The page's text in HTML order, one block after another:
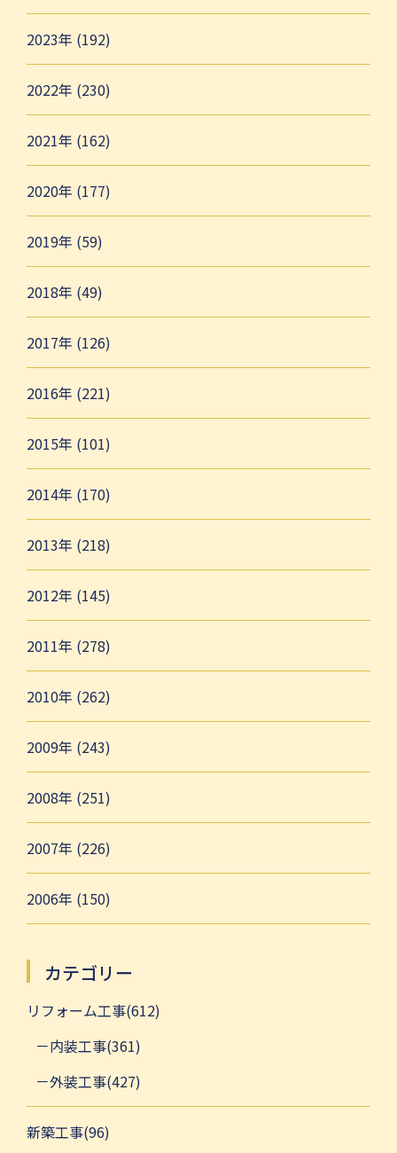
2023年 (192)
2022年 (230)
2021年 (162)
2020年 (177)
2019年 (59)
2018年 (49)
2017年 (126)
2016年 (221)
2015年 (101)
2014年 (170)
2013年 (218)
2012年 (145)
2011年 (278)
2010年 (262)
2009年 (243)
2008年 (251)
2007年 (226)
2006年 (150)
カテゴリー
リフォーム工事(612)
内装工事(361)
外装工事(427)
新築工事(96)